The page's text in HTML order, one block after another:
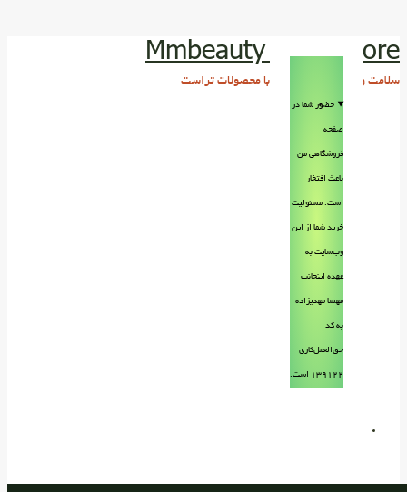
Mmbeauty Trust store
سلامت و زیبایی پوست و مو با محصولات تراست
حضور شما در
صفحه
فروشگاهی من
باعث افتخار
است. مسئولیت
خرید شما از این
وب‌سایت به
عهده اینجانب
مهسا مهدیزاده
به کد
حق‌العمل‌کاری
۱۳۹۱۲۲ است.